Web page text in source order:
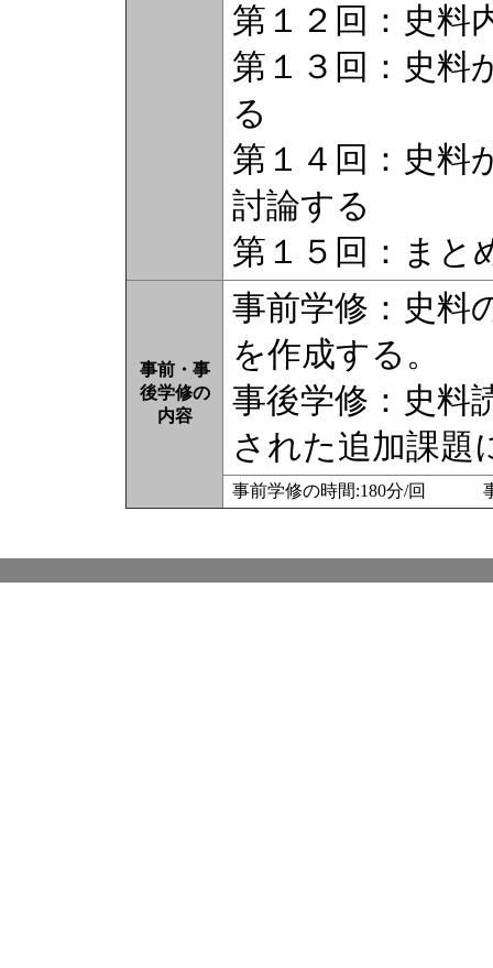
第１２回：史料
第１３回：史料
る
第１４回：史料
討論する
第１５回：まと
事前・事
後学修の
内容
事前学修：史料
を作成する。
事後学修：史料
された追加課題
事前学修の時間:180分/回 事